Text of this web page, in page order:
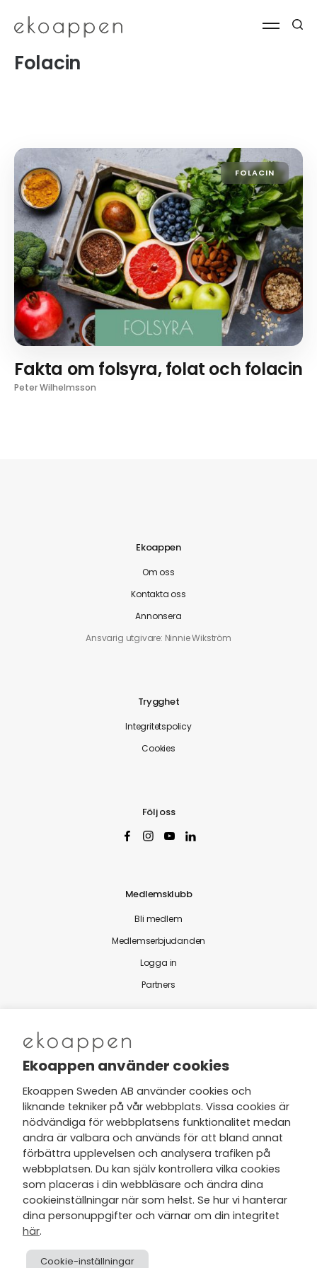
Folacin
FOLACIN
Fakta om folsyra, folat och folacin
Peter Wilhelmsson
Ekoappen
Om oss
Kontakta oss
Annonsera
Ansvarig utgivare: Ninnie Wikström
Trygghet
Integritetspolicy
Cookies
Följ oss
Medlemsklubb
Bli medlem
Medlemserbjudanden
Logga in
Partners
Nytt från Ekoappen
Jag har tagit del av Ekoappens
personuppgifts- och
integritetspolicyoch tar gärna del
av nyheter, hälsotips och exklusiva
erbjudanden via min e-post.
Ekoappen använder cookies
Ekoappen Sweden AB använder cookies och
liknande tekniker på vår webbplats. Vissa cookies är
nödvändiga för webbplatsens funktionalitet medan
andra är valbara och används för att bland annat
förbättra upplevelsen och analysera trafiken på
webbplatsen. Du kan själv kontrollera vilka cookies
som placeras i din webbläsare och ändra dina
cookieinställningar när som helst. Se hur vi hanterar
dina personuppgifter och värnar om din integritet
här.
Cookie-inställningar